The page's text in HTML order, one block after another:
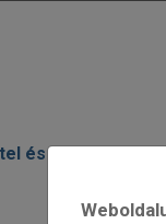
és Kontár